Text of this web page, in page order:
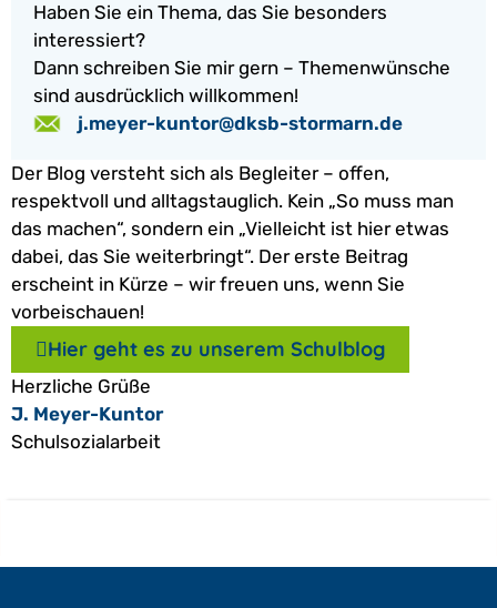
Haben Sie ein Thema, das Sie besonders
interessiert?
Dann schreiben Sie mir gern – Themenwünsche
sind ausdrücklich willkommen!
j.meyer-kuntor@dksb-stormarn.de
Der Blog versteht sich als Begleiter – offen,
respektvoll und alltagstauglich. Kein „So muss man
das machen“, sondern ein „Vielleicht ist hier etwas
dabei, das Sie weiterbringt“. Der erste Beitrag
erscheint in Kürze – wir freuen uns, wenn Sie
vorbeischauen!
Hier geht es zu unserem Schulblog
Herzliche Grüße
J. Meyer-Kuntor
Schulsozialarbeit